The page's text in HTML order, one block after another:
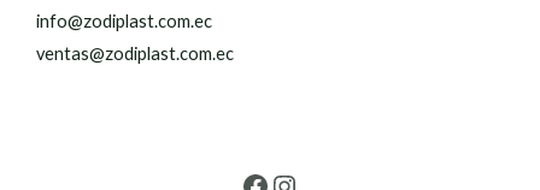
info@zodiplast.com.ec
ventas@zodiplast.com.ec